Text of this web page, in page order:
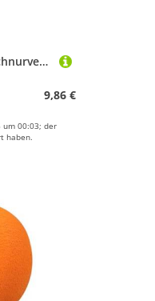
10 Stück Fliegenfischschnurverbinder, 50,8 cm, 76,2 cm, 22,7 kg, konisch, Vorfach-Set, Angelverbinder
9,86 €
00:03; der
haben.